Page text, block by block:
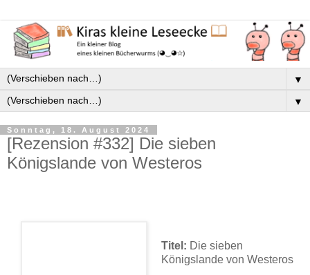
▼
▼
Sonntag, 18. August 2024
[Rezension #332] Die sieben
Königslande von Westeros
Titel: Die sieben
Königslande von Westeros